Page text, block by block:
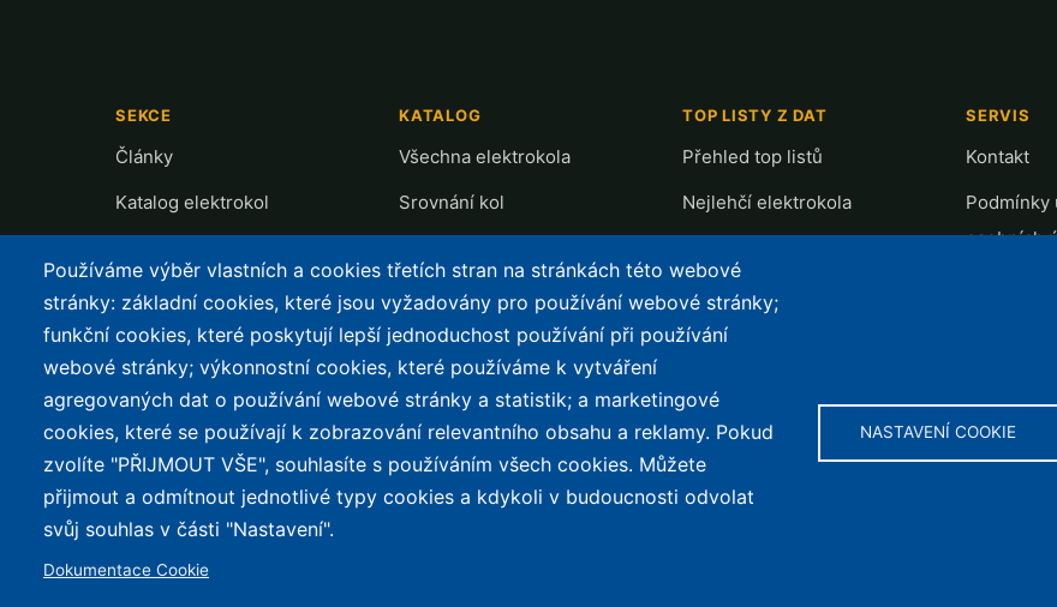
SEKCE
Články
Katalog elektrokol
Půjčovny
Mapa nabíjení
KATALOG
Všechna elektrokola
Srovnání kol
Přehled motorů
TOP LISTY Z DAT
Přehled top listů
Nejlehčí elektrokola
Nejlevnější s Bosch CX
Největší poklesy cen
SERVIS
Kontakt
Podmínky
osobních
Používáme výběr vlastních a cookies třetích stran na stránkách této webové
stránky: základní cookies, které jsou vyžadovány pro používání webové stránky;
funkční cookies, které poskytují lepší jednoduchost používání při používání
webové stránky; výkonnostní cookies, které používáme k vytváření
agregovaných dat o používání webové stránky a statistik; a marketingové
cookies, které se používají k zobrazování relevantního obsahu a reklamy. Pokud
zvolíte "PŘIJMOUT VŠE", souhlasíte s používáním všech cookies. Můžete
přijmout a odmítnout jednotlivé typy cookies a kdykoli v budoucnosti odvolat
svůj souhlas v části "Nastavení".
Dokumentace Cookie
NASTAVENÍ COOKIE
© 2026 e-Biker.cz